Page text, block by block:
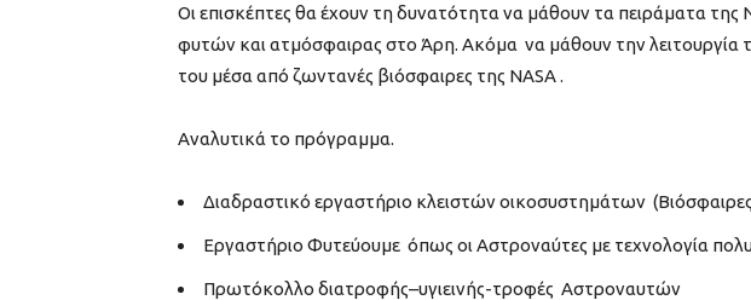
Οι επισκέπτες θα έχουν τη δυνατότητα να μάθουν τα πειράματα της
φυτών και ατμόσφαιρας στο Άρη. Ακόμα να μάθουν την λειτουργία
του μέσα από ζωντανές βιόσφαιρες της NASA .
Αναλυτικά το πρόγραμμα.
Διαδραστικό εργαστήριο κλειστών οικοσυστημάτων
Εργαστήριο Φυτεύουμε όπως οι Αστροναύτες με τεχνολογία
Πρωτόκολλο διατροφής–υγιεινής-τροφές Αστροναυτών